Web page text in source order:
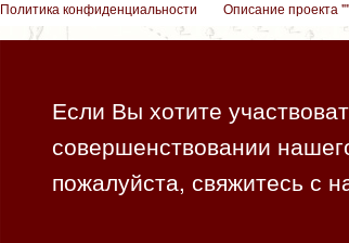
Политика конфиденциальности Описание проекта
Если Вы хотите
совершенствовании
пожалуйста, свяжитесь с